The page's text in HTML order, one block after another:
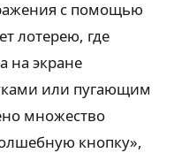
с помощью
лотерею, где
на экране
или пугающим
множество
кнопку»,